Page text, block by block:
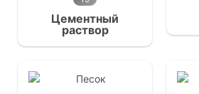
Цементный
раствор